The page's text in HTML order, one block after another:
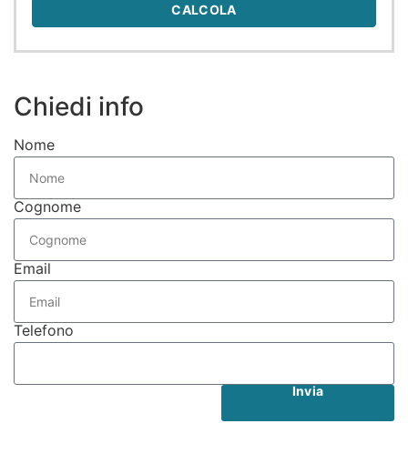
CALCOLA
Chiedi info
Nome
Cognome
Email
Telefono
Invia